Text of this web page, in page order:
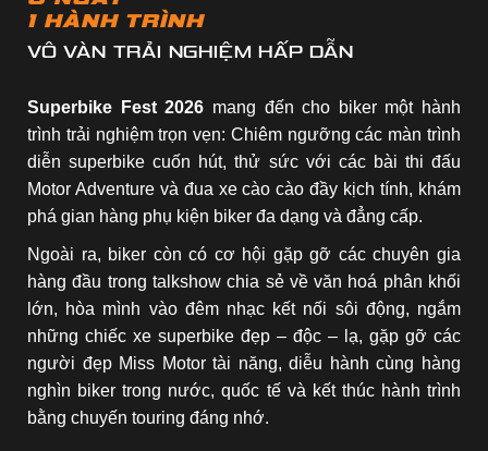
1 HÀNH TRÌNH
VÔ VÀN TRẢI NGHIỆM HẤP DẪN
Superbike Fest 2026 mang đến cho biker một hành
trình trải nghiệm trọn vẹn: Chiêm ngưỡng các màn trình
diễn superbike cuốn hút, thử sức với các bài thi đấu
Motor Adventure và đua xe cào cào đầy kịch tính, khám
phá gian hàng phụ kiện biker đa dạng và đẳng cấp.
Ngoài ra, biker còn có cơ hội gặp gỡ các chuyên gia
hàng đầu trong talkshow chia sẻ về văn hoá phân khối
lớn, hòa mình vào đêm nhạc kết nối sôi động, ngắm
những chiếc xe superbike đẹp – độc – lạ, gặp gỡ các
người đẹp Miss Motor tài năng, diễu hành cùng hàng
nghìn biker trong nước, quốc tế và kết thúc hành trình
bằng chuyến touring đáng nhớ.